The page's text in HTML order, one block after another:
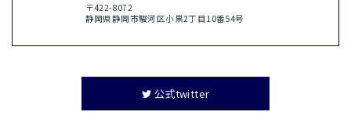
〒422-8072
静岡県静岡市駿河区小黒2丁目10番54号
公式twitter